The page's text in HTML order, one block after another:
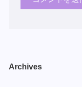
Archives